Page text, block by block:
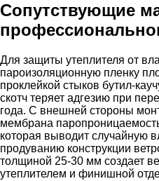
Сопутствующие
Для защиты утеплителя от
пароизоляционную пленку
проклейкой стыков бутил-
скотч теряет адгезию при
года. С внешней стороны
мембрана
которая выводит случайную
продуванию конструкции
толщиной 25-30 мм создает
утеплителем и финишной